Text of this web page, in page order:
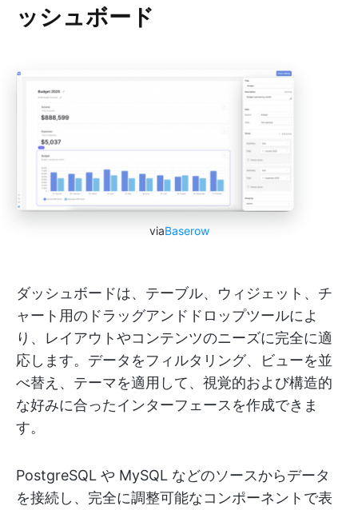
ッシュボード
viaBaserow
ダッシュボードは、テーブル、ウィジェット、チ
ャート用のドラッグアンドドロップツールによ
り、レイアウトやコンテンツのニーズに完全に適
応します。データをフィルタリング、ビューを並
べ替え、テーマを適用して、視覚的および構造的
な好みに合ったインターフェースを作成できま
す。
PostgreSQL や MySQL などのソースからデータ
を接続し、完全に調整可能なコンポーネントで表